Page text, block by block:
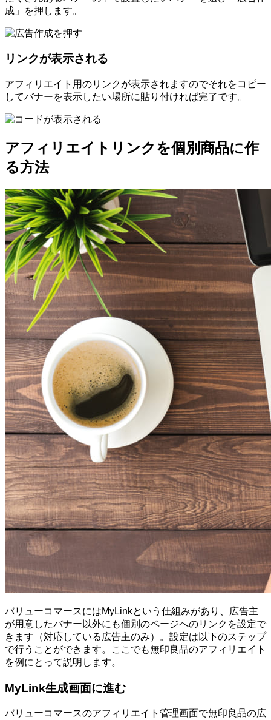
成」を押します。
リンクが表示される
アフィリエイト用のリンクが表示されますのでそれをコピー
してバナーを表示したい場所に貼り付ければ完了です。
アフィリエイトリンクを個別商品に作
る方法
バリューコマースにはMyLinkという仕組みがあり、広告主
が用意したバナー以外にも個別のページへのリンクを設定で
きます（対応している広告主のみ）。設定は以下のステップ
で行うことができます。ここでも無印良品のアフィリエイト
を例にとって説明します。
MyLink生成画面に進む
バリューコマースのアフィリエイト管理画面で無印良品の広